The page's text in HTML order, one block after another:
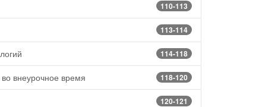
110-113
113-114
114-118
внеурочное время 118-120
120-121